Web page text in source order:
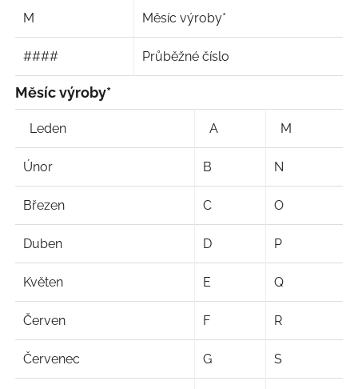
M Měsíc výroby*
#### Průběžné číslo
Měsíc výroby*
Leden A M
Únor B N
Březen C O
Duben D P
Květen E Q
Červen F R
Červenec G S